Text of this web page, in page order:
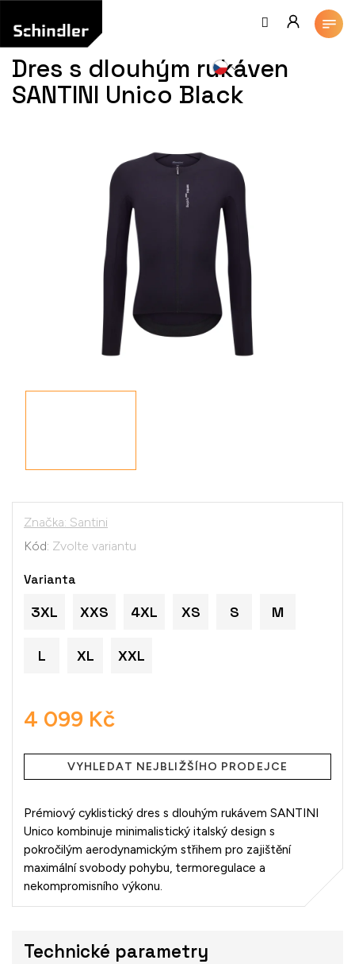
obsah
Dres s dlouhým rukáven
SANTINI Unico Black
Značka: Santini
Kód: Zvolte variantu
4 099 Kč
cena:
VYHLEDAT NEJBLIŽŠÍHO PRODEJCE
Varianta
3XL XXS 4XL XS S M
L XL XXL
Prémiový cyklistický dres s dlouhým rukávem SANTINI
Unico kombinuje minimalistický italský design s
pokročilým aerodynamickým střihem pro zajištění
maximální svobody pohybu, termoregulace a
nekompromisního výkonu.
Technické parametry